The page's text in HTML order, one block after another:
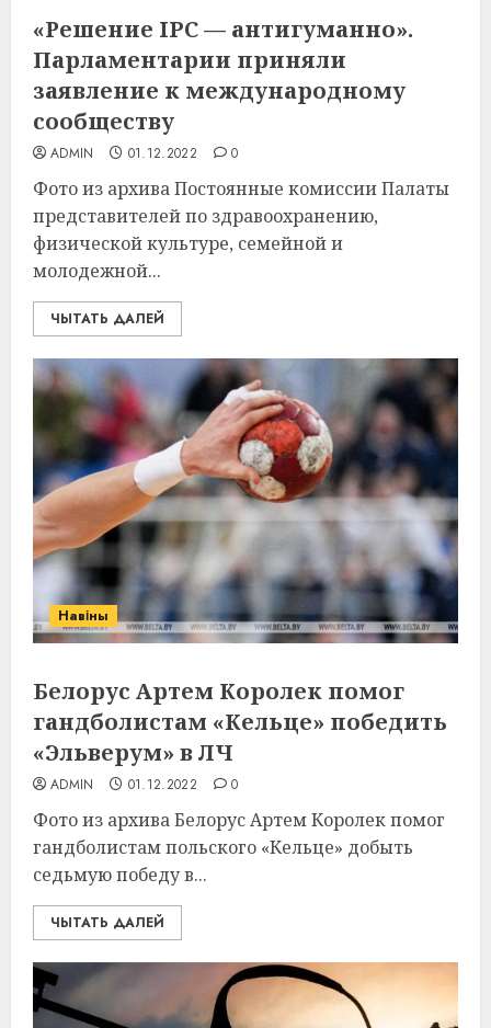
«Решение IPC — антигуманно».
Парламентарии приняли
заявление к международному
сообществу
ADMIN 01.12.2022 0
Фото из архива Постоянные комиссии Палаты
представителей по здравоохранению,
физической культуре, семейной и
молодежной...
ЧЫТАТЬ ДАЛЕЙ
Навіны
Белорус Артем Королек помог
гандболистам «Кельце» победить
«Эльверум» в ЛЧ
ADMIN 01.12.2022 0
Фото из архива Белорус Артем Королек помог
гандболистам польского «Кельце» добыть
седьмую победу в...
ЧЫТАТЬ ДАЛЕЙ